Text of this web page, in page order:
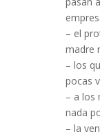
– el
madre
– los
pocas
– a los
nada
– la